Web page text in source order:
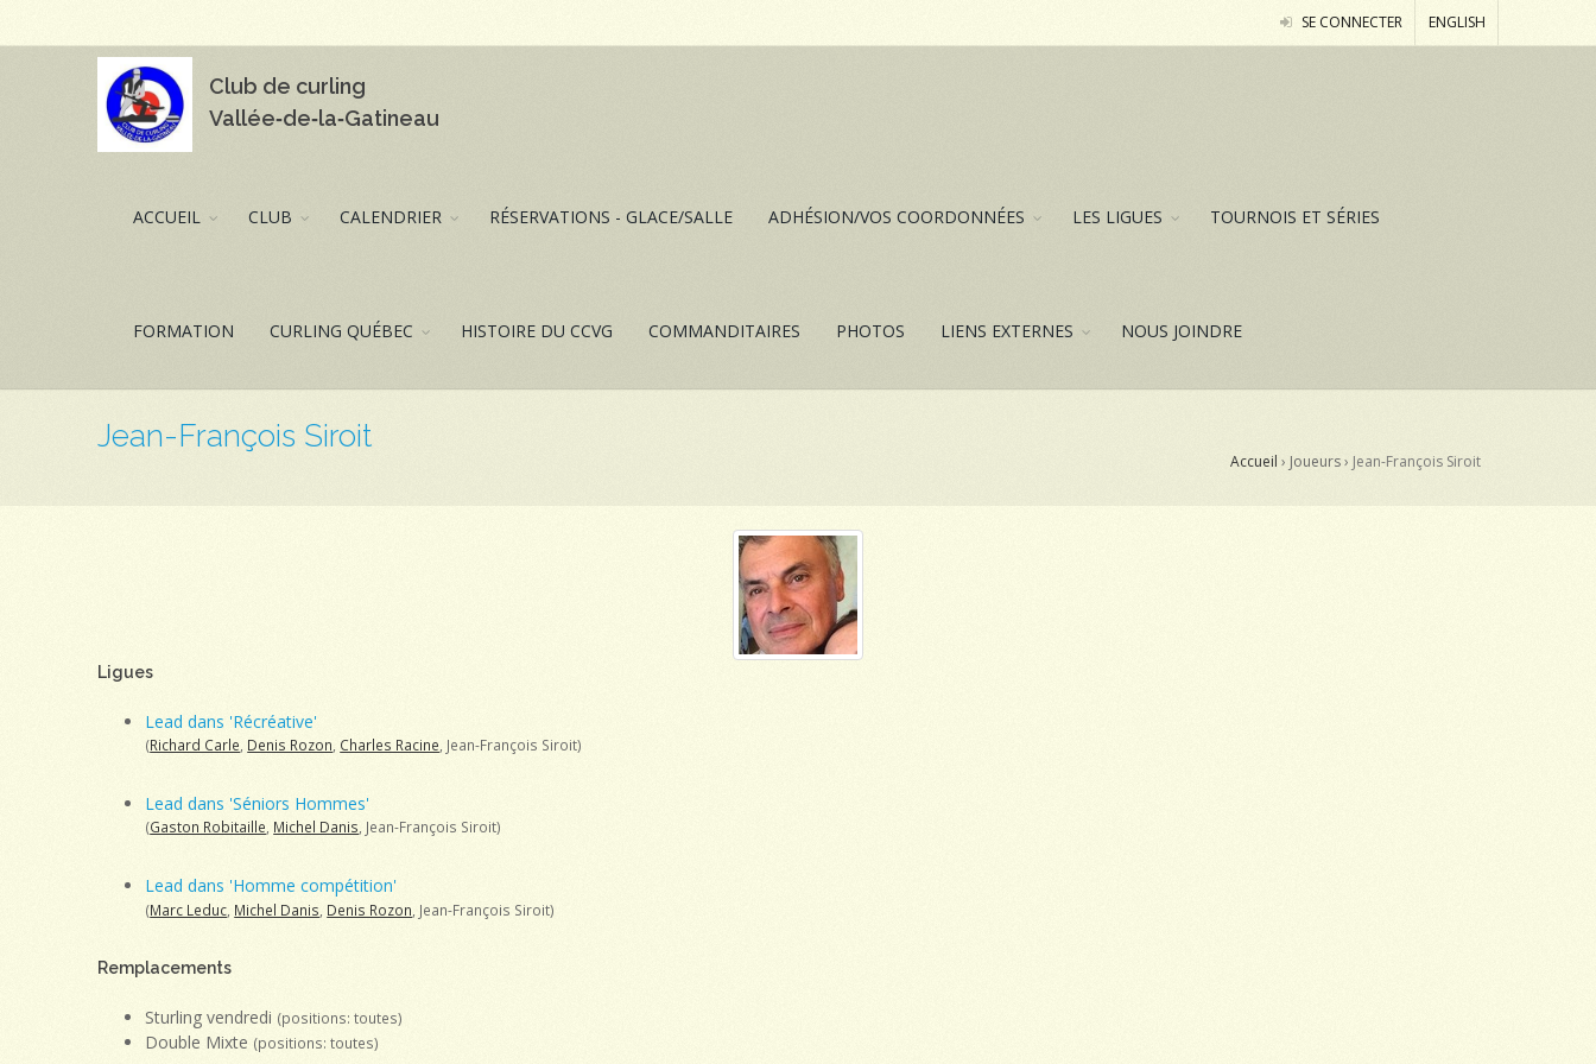
SE CONNECTER ENGLISH
Club de curling
Vallée‑de‑la‑Gatineau
ACCUEIL CLUB CALENDRIER RÉSERVATIONS - GLACE/SALLE ADHÉSION/VOS COORDONNÉES LES LIGUES TOURNOIS ET SÉRIES
FORMATION CURLING QUÉBEC HISTOIRE DU CCVG COMMANDITAIRES PHOTOS LIENS EXTERNES NOUS JOINDRE
Jean-François Siroit
Accueil › Joueurs › Jean-François Siroit
Ligues
Lead dans 'Récréative'
(Richard Carle Denis Rozon Charles Racine , Jean-François Siroit)
Lead dans 'Séniors Hommes'
(Gaston Robitaille, Michel Danis, Jean-François Siroit)
Lead dans 'Homme compétition'
(Marc Leduc Michel Danis Denis Rozon , Jean-François Siroit)
Remplacements
Sturling vendredi (positions: toutes)
Double Mixte (positions: toutes)